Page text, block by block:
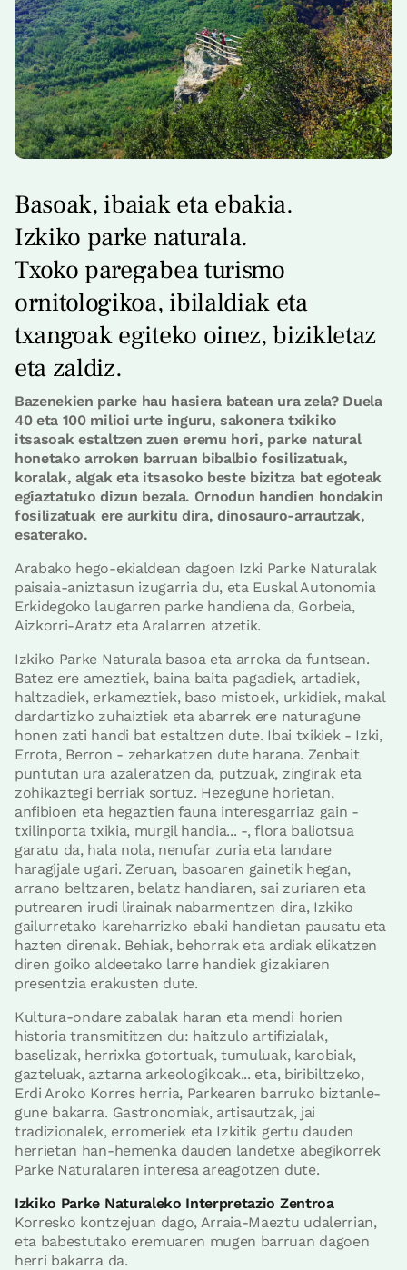
Basoak, ibaiak eta ebakia.
Izkiko parke naturala.
Txoko paregabea turismo
ornitologikoa, ibilaldiak eta
txangoak egiteko oinez, bizikletaz
eta zaldiz.
Bazenekien parke hau hasiera batean ura zela? Duela
40 eta 100 milioi urte inguru, sakonera txikiko
itsasoak estaltzen zuen eremu hori, parke natural
honetako arroken barruan bibalbio fosilizatuak,
koralak, algak eta itsasoko beste bizitza bat egoteak
egiaztatuko dizun bezala. Ornodun handien hondakin
fosilizatuak ere aurkitu dira, dinosauro-arrautzak,
esaterako.
Arabako hego-ekialdean dagoen Izki Parke Naturalak
paisaia-aniztasun izugarria du, eta Euskal Autonomia
Erkidegoko laugarren parke handiena da, Gorbeia,
Aizkorri-Aratz eta Aralarren atzetik.
Izkiko Parke Naturala basoa eta arroka da funtsean.
Batez ere ameztiek, baina baita pagadiek, artadiek,
haltzadiek, erkameztiek, baso mistoek, urkidiek, makal
dardartizko zuhaiztiek eta abarrek ere naturagune
honen zati handi bat estaltzen dute. Ibai txikiek - Izki,
Errota, Berron - zeharkatzen dute harana. Zenbait
puntutan ura azaleratzen da, putzuak, zingirak eta
zohikaztegi berriak sortuz. Hezegune horietan,
anfibioen eta hegaztien fauna interesgarriaz gain -
txilinporta txikia, murgil handia... -, flora baliotsua
garatu da, hala nola, nenufar zuria eta landare
haragijale ugari. Zeruan, basoaren gainetik hegan,
arrano beltzaren, belatz handiaren, sai zuriaren eta
putrearen irudi lirainak nabarmentzen dira, Izkiko
gailurretako kareharrizko ebaki handietan pausatu eta
hazten direnak. Behiak, behorrak eta ardiak elikatzen
diren goiko aldeetako larre handiek gizakiaren
presentzia erakusten dute.
Kultura-ondare zabalak haran eta mendi horien
historia transmititzen du: haitzulo artifizialak,
baselizak, herrixka gotortuak, tumuluak, karobiak,
gazteluak, aztarna arkeologikoak... eta, biribiltzeko,
Erdi Aroko Korres herria, Parkearen barruko biztanle-
gune bakarra. Gastronomiak, artisautzak, jai
tradizionalek, erromeriek eta Izkitik gertu dauden
herrietan han-hemenka dauden landetxe abegikorrek
Parke Naturalaren interesa areagotzen dute.
Izkiko Parke Naturaleko Interpretazio Zentroa
Korresko kontzejuan dago, Arraia-Maeztu udalerrian,
eta babestutako eremuaren mugen barruan dagoen
herri bakarra da.